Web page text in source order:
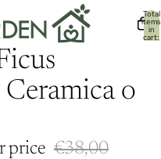
Total
items
in
cart:
o
price €38,00